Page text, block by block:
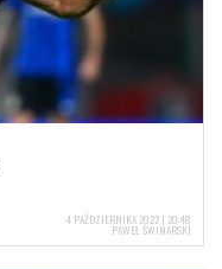
4 PAŹDZIERNIKA 2022 | 20:48
PAWEŁ ŚWINARSKI